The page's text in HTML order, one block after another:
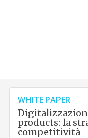
WHITE PAPER
products: la
competitività